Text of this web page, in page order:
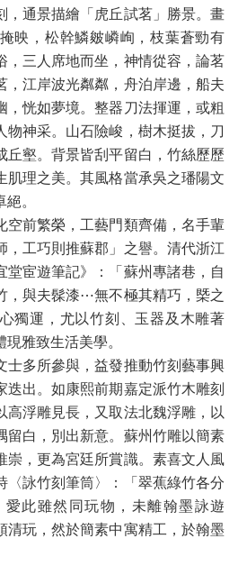
，通景描繪「虎丘試茗」勝景。畫
映，松幹鱗皴嶙峋，枝葉蒼勁有
，三人席地而坐，神情從容，論茗
，江岸波光粼粼，舟泊岸邊，船夫
，恍如夢境。整器刀法揮運，或粗
物神采。山石險峻，樹木挺拔，刀
丘壑。背景皆刮平留白，竹絲歷歷
肌理之美。其風格當承吳之璠陽文
。
空前繁榮，工藝門類齊備，名手輩
，工巧則推蘇郡」之譽。清代浙江
堂宦遊筆記》：「蘇州專諸巷，自
，與夫髹漆⋯無不極其精巧，槩之
獨運，尤以竹刻、玉器及木雕著
雅致生活美學。
士多所參與，益發推動竹刻藝事興
迭出。如康熙前期嘉定派竹木雕刻
高浮雕見長，又取法北魏浮雕，以
留白，別出新意。蘇州竹雕以簡素
崇，更為宮廷所賞識。素喜文人風
〈詠竹刻筆筒〉：「翠蕉綠竹各分
此雖然同玩物，未離翰墨詠遊
清玩，然於簡素中寓精工，於翰墨